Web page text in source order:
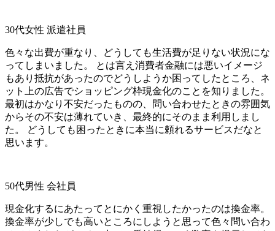
30代女性 派遣社員
色々な出費が重なり、どうしても生活費が足りない状況にな
ってしまいました。 とは言え消費者金融には悪いイメージ
もあり抵抗があったのでどうしようか困ってしたところ、ネ
ット上の広告でショッピング枠現金化のことを知りました。
最初はかなり不安だったものの、問い合わせたときの雰囲気
からその不安は薄れていき、最終的にそのまま利用しまし
た。 どうしても困ったときに本当に頼れるサービスだなと
思います。
50代男性 会社員
現金化するにあたってとにかく重視したかったのは換金率。
換金率が少しでも高いところにしようと思って色々問い合わ